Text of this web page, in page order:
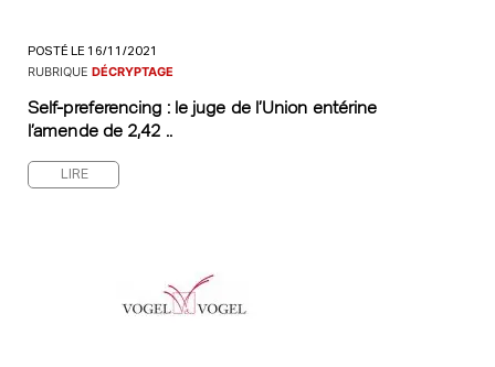
POSTÉ LE 16/11/2021
RUBRIQUE DÉCRYPTAGE
Self-preferencing : le juge de l’Union entérine
l’amende de 2,42 ..
LIRE